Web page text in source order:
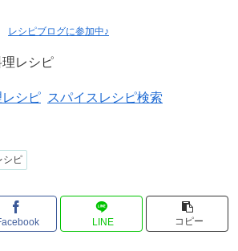
レシピブログに参加中♪
シピ スパイスレシピ検索
シピ
LINE コピー